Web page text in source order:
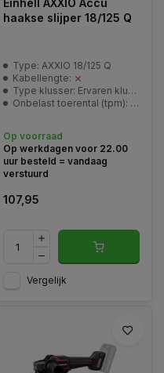
Einhell AXXIO Accu
haakse slijper 18/125 Q
Type: AXXIO 18/125 Q
Kabellengte:
Type klusser: Ervaren klusser
Onbelast toerental (tpm): 8500/min
Op voorraad
Op werkdagen voor 22.00
uur besteld = vandaag
verstuurd
107,95
Vergelijk